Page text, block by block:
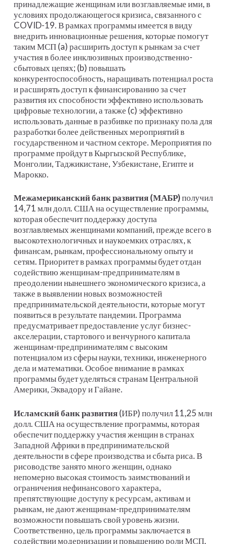
принадлежащие женщинам или возглавляемые ими, в
условиях продолжающегося кризиса, связанного с
COVID-19. В рамках программы имеется в виду
внедрить инновационные решения, которые помогут
таким МСП (a) расширить доступ к рынкам за счет
участия в более инклюзивных производственно-
сбытовых цепях; (b) повышать
конкурентоспособность, наращивать потенциал роста
и расширять доступ к финансированию за счет
развития их способности эффективно использовать
цифровые технологии, а также (c) эффективно
использовать данные в разбивке по признаку пола для
разработки более действенных мероприятий в
государственном и частном секторе. Мероприятия по
программе пройдут в Кыргызской Республике,
Монголии, Таджикистане, Узбекистане, Египте и
Марокко.
Межамериканский банк развития (МАБР)получил
14,71 млн долл. США на осуществление программы,
которая обеспечит поддержку доступа
возглавляемых женщинами компаний, прежде всего в
высокотехнологичных и наукоемких отраслях, к
финансам, рынкам, профессиональному опыту и
сетям. Приоритет в рамках программы будет отдан
содействию женщинам-предпринимателям в
преодолении нынешнего экономического кризиса, а
также в выявлении новых возможностей
предпринимательской деятельности, которые могут
появиться в результате пандемии. Программа
предусматривает предоставление услуг бизнес-
акселерации, стартового и венчурного капитала
женщинам-предпринимателям с высоким
потенциалом из сферы науки, техники, инженерного
дела и математики. Особое внимание в рамках
программы будет уделяться странам Центральной
Америки, Эквадору и Гайане.
Исламский банк развития(ИБР) получил 11,25 млн
долл. США на осуществление программы, которая
обеспечит поддержку участия женщин в странах
Западной Африки в предпринимательской
деятельности в сфере производства и сбыта риса. В
рисоводстве занято много женщин, однако
непомерно высокая стоимость заимствований и
ограничения нефинансового характера,
препятствующие доступу к ресурсам, активам и
рынкам, не дают женщинам-предпринимателям
возможности повышать свой уровень жизни.
Соответственно, цель программы заключается в
содействии модернизации и повышению роли МСП,